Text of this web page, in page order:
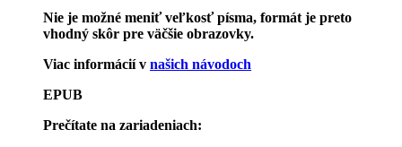
Nie je možné meniť veľkosť písma, formát je preto
vhodný skôr pre väčšie obrazovky.
Viac informácií v našich návodoch
EPUB
Prečítate na zariadeniach: